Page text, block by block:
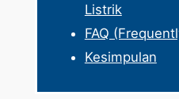
Listrik
FAQ
Kesimpulan